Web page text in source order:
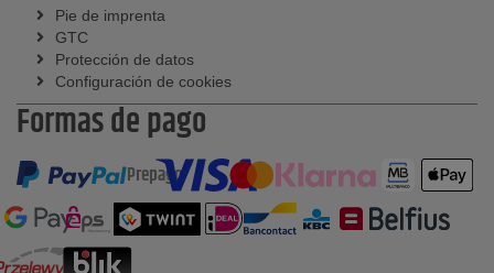
Pie de imprenta
GTC
Protección de datos
Configuración de cookies
Formas de pago
Prepago